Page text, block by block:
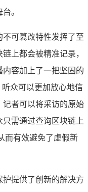
。
可篡改特性发挥了至
上都会被精准记录，
容加上了一把坚固的
众可以更加放心地信
者可以将采访的原始
需通过查询区块链上
而有效避免了虚假新
护提供了创新的解决方